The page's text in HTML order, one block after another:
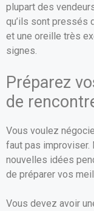
plupart des
qu’ils sont pressés
et une oreille très
signes.
Préparez
de
Vous voulez
faut pas improviser.
nouvelles idées
de préparer vos
Vous devez avoir